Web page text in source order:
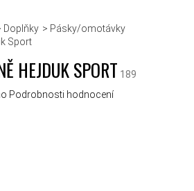
Doplňky
Pásky/omotávky
Sport
HEJDUK SPORT 189
produktu je 0,0 z 5 hvězdiček.
Podrobnosti hodnocení